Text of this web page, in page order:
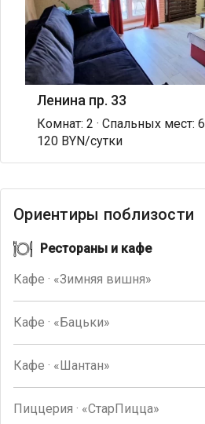
Ленина пр. 33
Комнат: 2 · Спальных мест: 6
120 BYN/сутки
Ориентиры поблизости
Рестораны и кафе
Кафе · «Зимняя вишня»
Кафе · «Бацьки»
Кафе · «Шантан»
Пиццерия · «СтарПицца»